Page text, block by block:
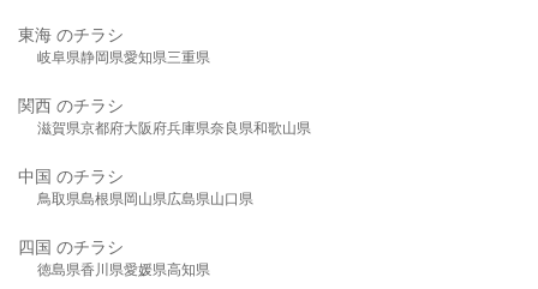
東海 のチラシ
岐阜県静岡県愛知県三重県
関西 のチラシ
滋賀県京都府大阪府兵庫県奈良県和歌山県
中国 のチラシ
鳥取県島根県岡山県広島県山口県
四国 のチラシ
徳島県香川県愛媛県高知県